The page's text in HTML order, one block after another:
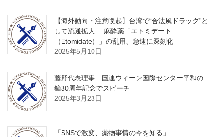
【海外動向・注意喚起】台湾で“合法風ドラッグ”と
して流通拡大 ─ 麻酔薬「エトミデート
（Etomidate）」の乱用、急速に深刻化
2025年5月10日
藤野代表理事 国連ウィーン国際センター平和の
鐘30周年記念でスピーチ
2025年3月23日
「SNSで激変、薬物事情の今を知る」